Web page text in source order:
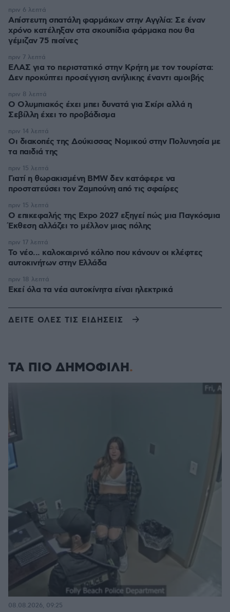
Απίστευτη σπατάλη φαρμάκων στην Αγγλία: Σε έναν
χρόνο κατέληξαν στα σκουπίδια φάρμακα που θα
γέμιζαν 75 πισίνες
πριν 6 λεπτά
ΕΛΑΣ για το περιστατικό στην Κρήτη με τον τουρίστα:
Δεν προκύπτει προσέγγιση ανήλικης έναντι αμοιβής
πριν 7 λεπτά
Ο Ολυμπιακός έχει μπει δυνατά για Σκίρι αλλά η
Σεβίλλη έχει το προβάδισμα
πριν 8 λεπτά
Οι διακοπές της Δούκισσας Νομικού στην Πολυνησία με
τα παιδιά της
πριν 14 λεπτά
Γιατί η θωρακισμένη BMW δεν κατάφερε να
προστατεύσει τον Ζαμπούνη από τις σφαίρες
πριν 15 λεπτά
Ο επικεφαλής της Expo 2027 εξηγεί πώς μια Παγκόσμια
Έκθεση αλλάζει το μέλλον μιας πόλης
πριν 15 λεπτά
Το νέο... καλοκαιρινό κόλπο που κάνουν οι κλέφτες
αυτοκινήτων στην Ελλάδα
πριν 17 λεπτά
Εκεί όλα τα νέα αυτοκίνητα είναι ηλεκτρικά
πριν 18 λεπτά
ΔΕΙΤΕ ΟΛΕΣ ΤΙΣ ΕΙΔΗΣΕΙΣ
ΤΑ ΠΙΟ ΔΗΜΟΦΙΛΗ
08.08.2026, 09:25